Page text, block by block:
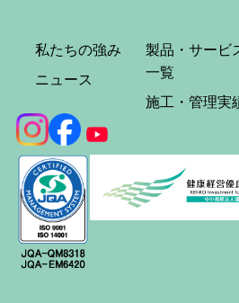
私たちの強み
ニュース
製品・サービ
一覧
施工・管理実